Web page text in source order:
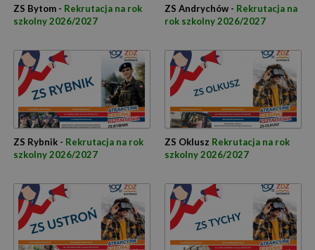
ZS Bytom - Rekrutacja na rok
szkolny 2026/2027
ZS Andrychów - Rekrutacja na
rok szkolny 2026/2027
ZS Rybnik - Rekrutacja na rok
szkolny 2026/2027
ZS Oklusz Rekrutacja na rok
szkolny 2026/2027